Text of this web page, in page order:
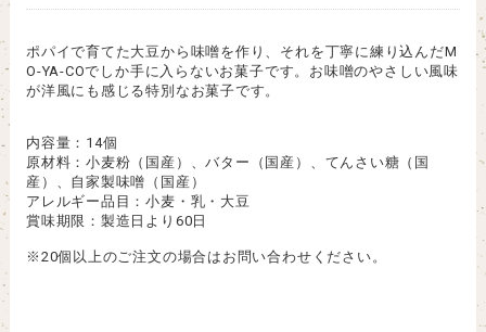
ポパイで育てた大豆から味噌を作り、それを丁寧に練り込んだM
O-YA-COでしか手に入らないお菓子です。お味噌のやさしい風味
が洋風にも感じる特別なお菓子です。
内容量：14個
原材料：小麦粉（国産）、バター（国産）、てんさい糖（国
産）、自家製味噌（国産）
アレルギー品目：小麦・乳・大豆
賞味期限：製造日より60日
※20個以上のご注文の場合はお問い合わせください。